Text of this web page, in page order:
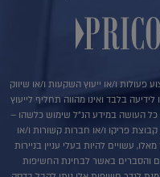
ו/או ייעוץ השקעות ו/או שיווק
בלבד ואינו מהווה תחליף לייעוץ
העושה במידע הנ"ל שימוש כלשהו –
פריקו ו/או חברות קשורות ו/או
עשויים להיות בעלי עניין בניירות
והסברים באשר לבחינת החשיפות